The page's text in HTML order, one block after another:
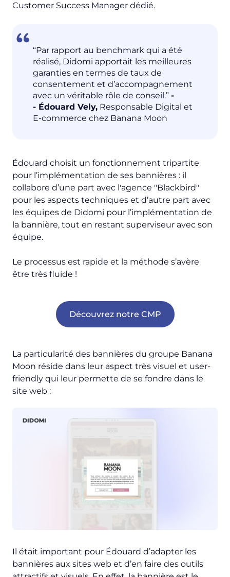
Customer Success Manager dédié.
“Par rapport au benchmark qui a été
réalisé, Didomi apportait les meilleures
garanties en termes de taux de
consentement et d’accompagnement
avec un véritable rôle de conseil.” -
- Édouard Vely, Responsable Digital et
E-commerce chez Banana Moon
Édouard choisit un fonctionnement tripartite
pour l’implémentation de ses bannières : il
collabore d’une part avec l'agence "Blackbird"
pour les aspects techniques et d’autre part avec
les équipes de Didomi pour l’implémentation de
la bannière, tout en restant superviseur avec son
équipe.
Le processus est rapide et la méthode s’avère
être très fluide !
Découvrez notre CMP
La particularité des bannières du groupe Banana
Moon réside dans leur aspect très visuel et user-
friendly qui leur permette de se fondre dans le
site web :
Il était important pour Édouard d’adapter les
bannières aux sites web et d’en faire des outils